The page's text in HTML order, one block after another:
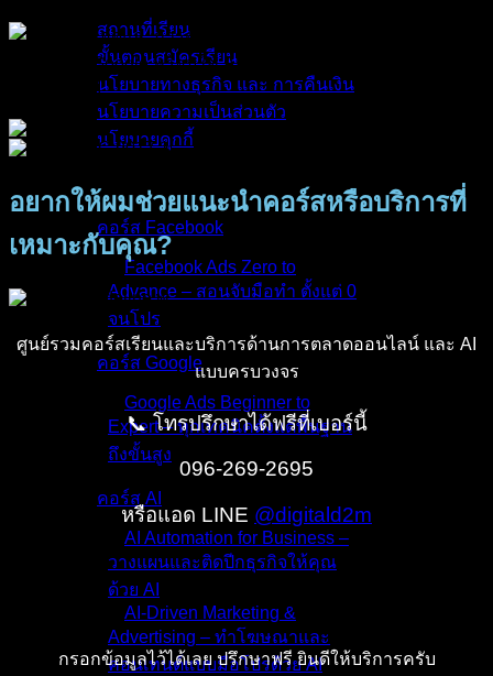
สถานที่เรียน
ขั้นตอนสมัครเรียน
นโยบายทางธุรกิจ และ การคืนเงิน
นโยบายความเป็นส่วนตัว
นโยบายคุกกี้
คอร์สทั้งหมด
คอร์ส Facebook
Facebook Ads Zero to
Advance – สอนจับมือทำ ตั้งแต่ 0
จนโปร
คอร์ส Google
Google Ads Beginner to
Expert – ทุกเทคนิคตั้งแต่พื้นฐาน
ถึงขั้นสูง
คอร์ส AI
AI Automation for Business –
วางแผนและติดปีกธุรกิจให้คุณ
ด้วย AI
AI-Driven Marketing &
Advertising – ทำโฆษณาและ
คอนเทนต์แบบมือโปรด้วย AI
อยากให้ผมช่วยแนะนำคอร์สหรือบริการที่
เหมาะกับคุณ?
ศูนย์รวมคอร์สเรียนและบริการด้านการตลาดออนไลน์ และ AI
แบบครบวงจร
📞 โทรปรึกษาได้ฟรีที่เบอร์นี้
096-269-2695
หรือแอด LINE @digitald2m
กรอกข้อมูลไว้ได้เลย ปรึกษาฟรี ยินดีให้บริการครับ